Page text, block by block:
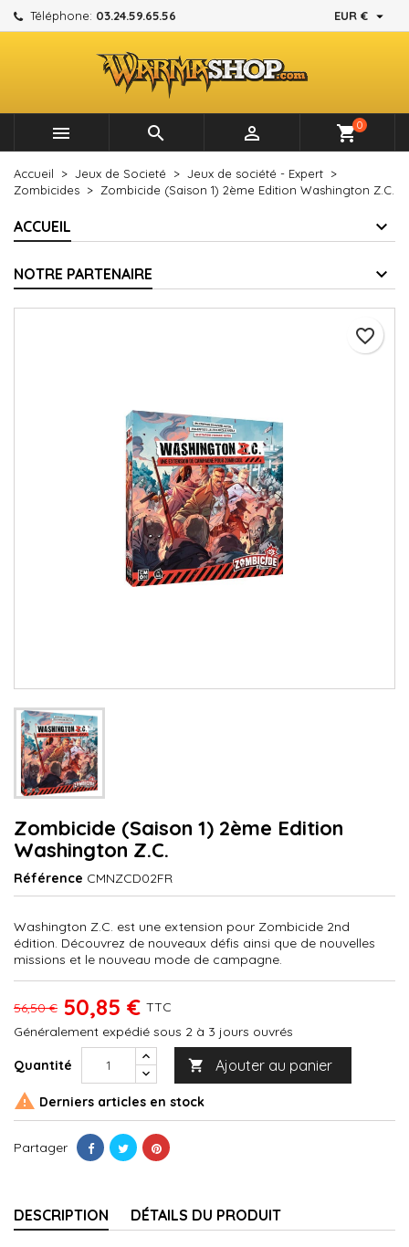
Téléphone: 03.24.59.65.56 EUR € 
   shopping_cart0
Accueil Jeux de Societé
Jeux de société - Expert
Zombicides
Zombicide (Saison 1) 2ème Edition Washington Z.C.
ACCUEIL
NOTRE PARTENAIRE
Zombicide (Saison 1) 2ème Edition
Washington Z.C.
Référence CMNZCD02FR
Washington Z.C. est une extension pour Zombicide 2nd
édition. Découvrez de nouveaux défis ainsi que de nouvelles
missions et le nouveau mode de campagne.
56,50 € 50,85 € TTC
Généralement expédié sous 2 à 3 jours ouvrés
Quantité  Ajouter au panier
favorite_border
 Derniers articles en stock
Partager
DESCRIPTION DÉTAILS DU PRODUIT
Mes listes d'envies ×
Créer une nouvelle liste
Créer une liste d'envies ×
Nom de la liste d'envies
Annuler Créer une liste d'envies
Connexion ×
Vous devez être connecté pour ajouter des produits à
votre liste d'envies.